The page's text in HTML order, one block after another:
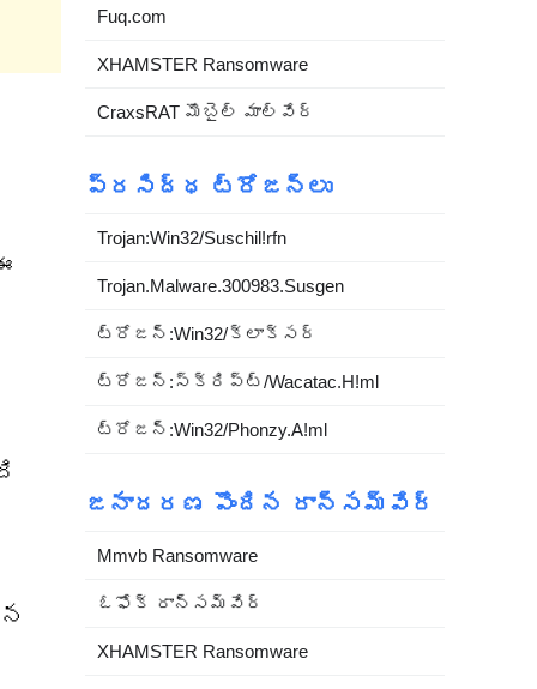
Fuq.com
XHAMSTER Ransomware
CraxsRAT మొబైల్ మాల్వేర్
ప్రసిద్ధ ట్రోజన్లు
Trojan:Win32/Suschil!rfn
Trojan.Malware.300983.Susgen
ట్రోజన్:Win32/క్లాక్సర్
ట్రోజన్:స్క్రిప్ట్/Wacatac.H!ml
ట్రోజన్:Win32/Phonzy.A!ml
జనాదరణ పొందిన రాన్సమ్‌వేర్
Mmvb Ransomware
ఓఫోక్ రాన్సమ్‌వేర్
XHAMSTER Ransomware